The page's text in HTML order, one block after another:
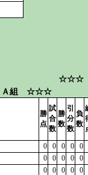
☆☆☆
組 ☆☆☆
勝
点
試
合
数
勝
数
引
分
数
負
数
0 0 0 0
0
0 0 0 0
0
0 0 0 0
0